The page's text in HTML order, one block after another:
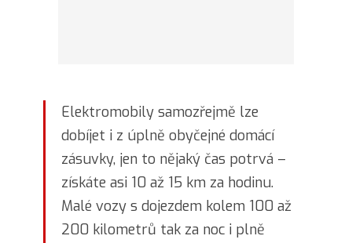
Elektromobily samozřejmě lze
dobíjet i z úplně obyčejné domácí
zásuvky, jen to nějaký čas potrvá –
získáte asi 10 až 15 km za hodinu.
Malé vozy s dojezdem kolem 100 až
200 kilometrů tak za noc i plně